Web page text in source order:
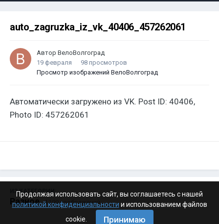
auto_zagruzka_iz_vk_40406_457262061
Автор ВелоВолгоград
19 февраля
98 просмотров
Просмотр изображений ВелоВолгоград
Автоматически загружено из VK. Post ID: 40406,
Photo ID: 457262061
ИЗ КАТЕГОРИИ:
Разное · 4 199 изображений
Продолжая использовать сайт, вы соглашаетесь с нашей
политикой конфиденциальности и использованием файлов
cookie.
Принимаю